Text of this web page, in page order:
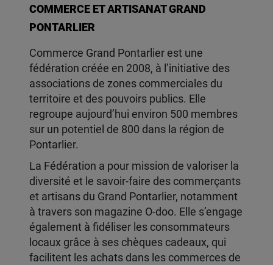
COMMERCE ET ARTISANAT GRAND
PONTARLIER
Commerce Grand Pontarlier est une
fédération créée en 2008, à l’initiative des
associations de zones commerciales du
territoire et des pouvoirs publics. Elle
regroupe aujourd’hui environ 500 membres
sur un potentiel de 800 dans la région de
Pontarlier.
La Fédération a pour mission de valoriser la
diversité et le savoir-faire des commerçants
et artisans du Grand Pontarlier, notamment
à travers son magazine O-doo. Elle s’engage
également à fidéliser les consommateurs
locaux grâce à ses chèques cadeaux, qui
facilitent les achats dans les commerces de